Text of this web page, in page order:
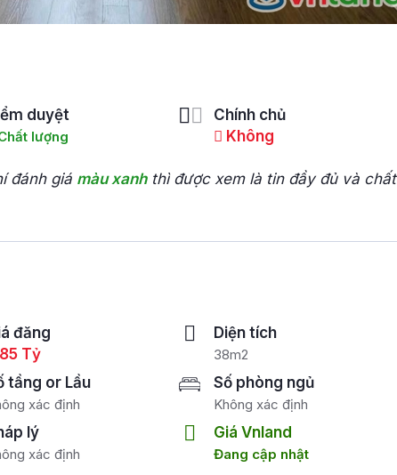
duyệt
lượng
Chính chủ
Không
đánh giá màu xanhthì được xem là tin đầy đủ và chất
đăng
Tỷ
Diện tích
38m2
tầng or Lầu
xác định
Số phòng ngủ
Không xác định
lý
xác định
Giá Vnland
Đang cập nhật